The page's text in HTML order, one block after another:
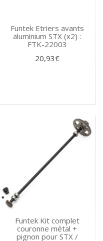
Funtek Etriers avants
aluminium STX (x2) :
FTK-22003
20,93€
Funtek Kit complet
couronne métal +
pignon pour STX /